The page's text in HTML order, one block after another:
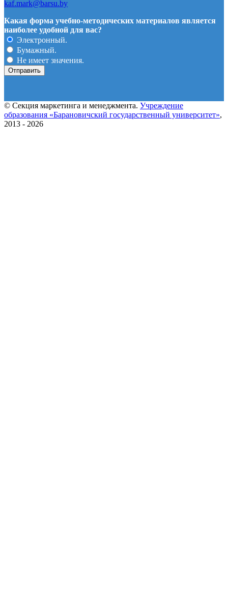
kaf.mark@barsu.by
Какая форма учебно-методических материалов является
наиболее удобной для вас?
Электронный.
Бумажный.
Не имеет значения.
© Секция маркетинга и менеджмента. Учреждение
образования «Барановичский государственный университет»,
2013 - 2026